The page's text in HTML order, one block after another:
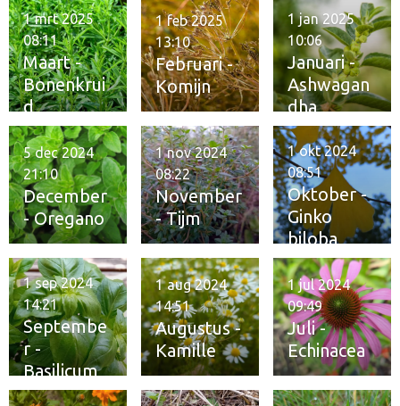
Maart -
Bonenkrui
d
1 mrt 2025
08:11
Februari -
Komijn
1 feb 2025
13:10
Januari -
Ashwagan
dha
1 jan 2025
10:06
December
- Oregano
5 dec 2024
21:10
November
- Tijm
1 nov 2024
08:22
Oktober -
Ginko
biloba
1 okt 2024
08:51
Septembe
r -
Basilicum
1 sep 2024
14:21
Augustus -
Kamille
1 aug 2024
14:51
Juli -
Echinacea
1 jul 2024
09:49